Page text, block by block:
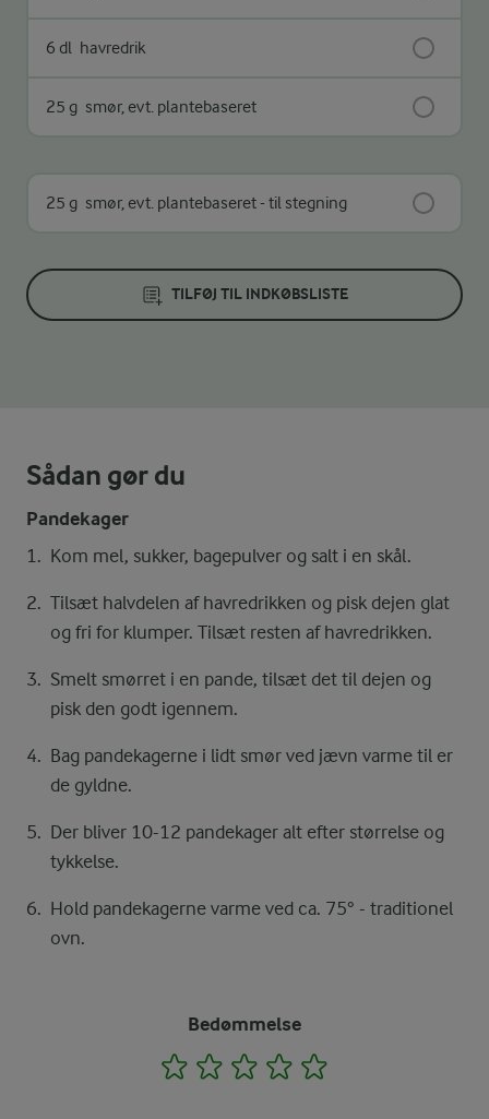
6 dl havredrik
25 g smør, evt. plantebaseret
25 g smør, evt. plantebaseret - til stegning
TILFØJ TIL INDKØBSLISTE
Sådan gør du
Pandekager
Kom mel, sukker, bagepulver og salt i en skål.
Tilsæt halvdelen af havredrikken og pisk dejen glat
og fri for klumper. Tilsæt resten af havredrikken.
Smelt smørret i en pande, tilsæt det til dejen og
pisk den godt igennem.
Bag pandekagerne i lidt smør ved jævn varme til er
de gyldne.
Der bliver 10-12 pandekager alt efter størrelse og
tykkelse.
Hold pandekagerne varme ved ca. 75° - traditionel
ovn.
Bedømmelse
1 2 3 4